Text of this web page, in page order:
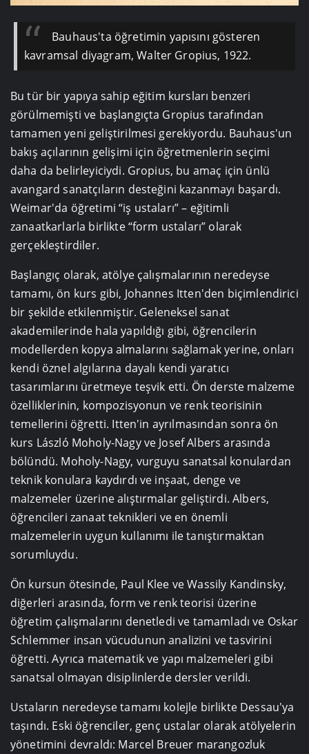
Bauhaus'ta öğretimin yapısını gösteren
kavramsal diyagram, Walter Gropius, 1922.
Bu tür bir yapıya sahip eğitim kursları benzeri
görülmemişti ve başlangıçta Gropius tarafından
tamamen yeni geliştirilmesi gerekiyordu. Bauhaus'un
bakış açılarının gelişimi için öğretmenlerin seçimi
daha da belirleyiciydi. Gropius, bu amaç için ünlü
avangard sanatçıların desteğini kazanmayı başardı.
Weimar'da öğretimi “iş ustaları” – eğitimli
zanaatkarlarla birlikte “form ustaları” olarak
gerçekleştirdiler.
Başlangıç olarak, atölye çalışmalarının neredeyse
tamamı, ön kurs gibi, Johannes Itten'den biçimlendirici
bir şekilde etkilenmiştir. Geleneksel sanat
akademilerinde hala yapıldığı gibi, öğrencilerin
modellerden kopya almalarını sağlamak yerine, onları
kendi öznel algılarına dayalı kendi yaratıcı
tasarımlarını üretmeye teşvik etti. Ön derste malzeme
özelliklerinin, kompozisyonun ve renk teorisinin
temellerini öğretti. Itten'in ayrılmasından sonra ön
kurs László Moholy-Nagy ve Josef Albers arasında
bölündü. Moholy-Nagy, vurguyu sanatsal konulardan
teknik konulara kaydırdı ve inşaat, denge ve
malzemeler üzerine alıştırmalar geliştirdi. Albers,
öğrencileri zanaat teknikleri ve en önemli
malzemelerin uygun kullanımı ile tanıştırmaktan
sorumluydu.
Ön kursun ötesinde, Paul Klee ve Wassily Kandinsky,
diğerleri arasında, form ve renk teorisi üzerine
öğretim çalışmalarını denetledi ve tamamladı ve Oskar
Schlemmer insan vücudunun analizini ve tasvirini
öğretti. Ayrıca matematik ve yapı malzemeleri gibi
sanatsal olmayan disiplinlerde dersler verildi.
Ustaların neredeyse tamamı kolejle birlikte Dessau'ya
taşındı. Eski öğrenciler, genç ustalar olarak atölyelerin
yönetimini devraldı: Marcel Breuer marangozluk